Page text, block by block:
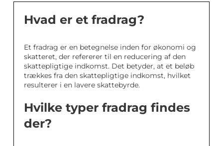
Hvad er et fradrag?
Et fradrag er en betegnelse inden for økonomi og
skatteret, der refererer til en reducering af den
skattepligtige indkomst. Det betyder, at et beløb
trækkes fra den skattepligtige indkomst, hvilket
resulterer i en lavere skattebyrde.
Hvilke typer fradrag findes
der?